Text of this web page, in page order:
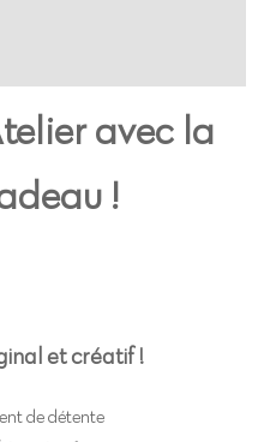
avec la
!
et créatif !
de détente